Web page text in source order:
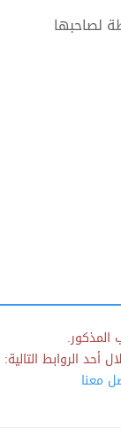
لصاحبها
المذكور.
أحد الروابط التالية:
معنا